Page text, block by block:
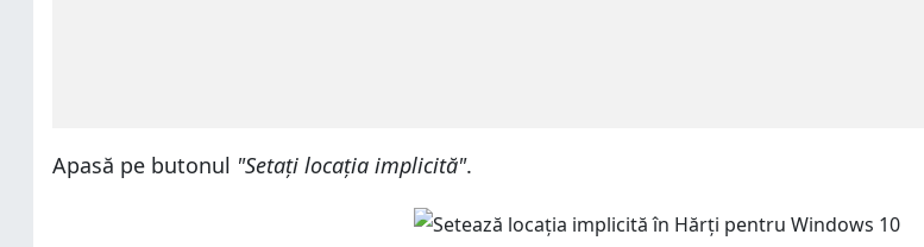
Apasă pe butonul "Setați locația implicită".